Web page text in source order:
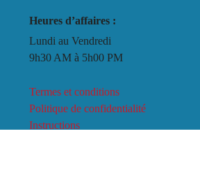
Heures d’affaires :
Lundi au Vendredi
9h30 AM à 5h00 PM
Termes et conditions
Politique de confidentialité
Instructions